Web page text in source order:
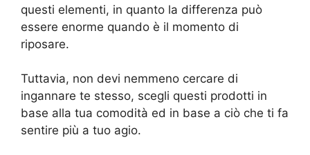
questi elementi, in quanto la differenza può
essere enorme quando è il momento di
riposare.
Tuttavia, non devi nemmeno cercare di
ingannare te stesso, scegli questi prodotti in
base alla tua comodità ed in base a ciò che ti fa
sentire più a tuo agio.